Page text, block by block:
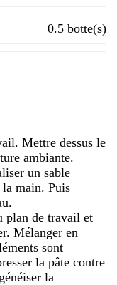
0.5 botte(s)
Mettre dessus le
ambiante.
un sable
la main. Puis
plan de travail et
Mélanger en
sont
la pâte contre
la